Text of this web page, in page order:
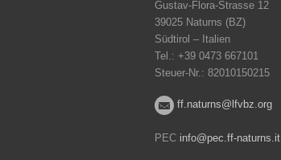
Gustav-Flora-Strasse 12
39025 Naturns (BZ)
Südtirol – Italien
Tel.: +39 0473 667101
Steuer-Nr.: 82010150215
ff.naturns@lfvbz.org
PEC info@pec.ff-naturns.it